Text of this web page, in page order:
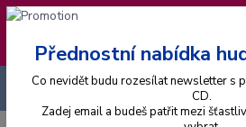
❣️ Od 4.8. do 13.8. čerpám
expedice objednávek se
14.8.2026
+420 725 736 293
Přednostní nabídka
Co nevidět budu rozesílat newsletter s
CD.
Zadej email a budeš patřit mezi